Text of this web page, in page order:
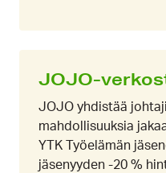
JOJO-
JOJO yhdistää
mahdollisuuksia
YTK Työelämän
jäsenyyden -20 %